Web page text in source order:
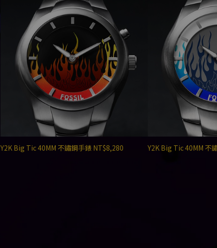
Y2K Big Tic 40MM 不鏽鋼手錶 NT$8,280 Y2K Big Tic 40MM 不